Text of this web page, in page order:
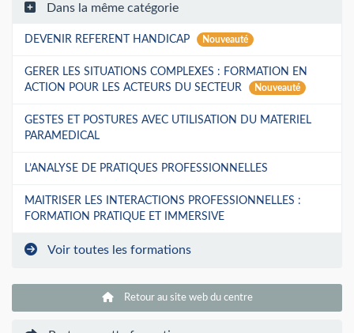
Dans la même catégorie
DEVENIR REFERENT HANDICAP Nouveauté
GERER LES SITUATIONS COMPLEXES : FORMATION EN
ACTION POUR LES ACTEURS DU SECTEUR
Nouveauté
GESTES ET POSTURES AVEC UTILISATION DU MATERIEL
PARAMEDICAL
L’ANALYSE DE PRATIQUES PROFESSIONNELLES
MAITRISER LES INTERACTIONS PROFESSIONNELLES :
FORMATION PRATIQUE ET IMMERSIVE
Voir toutes les formations
Retour au site web du centre